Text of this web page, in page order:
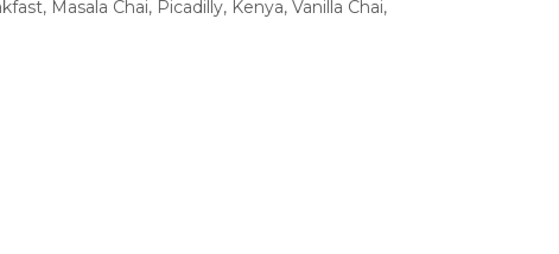
Masala Chai, Picadilly, Kenya, Vanilla Chai,